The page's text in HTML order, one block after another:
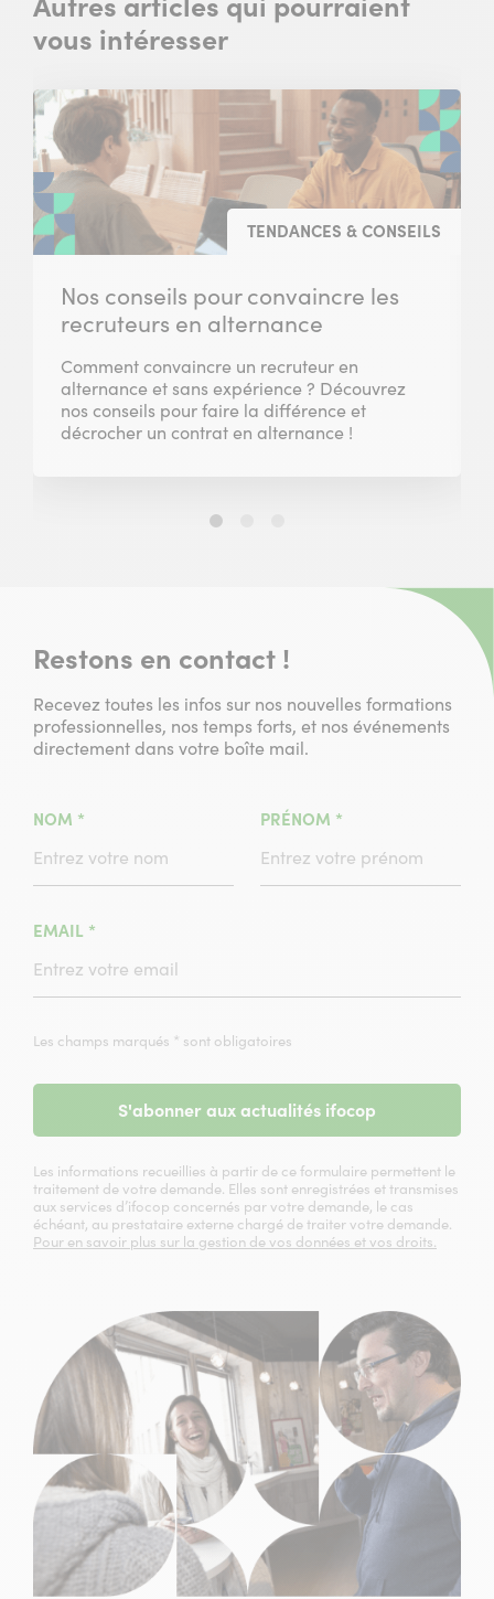
vous intéresser
TENDANCES & CONSEILS
Nos conseils pour convaincre les
recruteurs en alternance
Comment convaincre un recruteur en
alternance et sans expérience ? Découvrez
nos conseils pour faire la différence et
décrocher un contrat en alternance !
Slide
Restons en contact !
Recevez toutes les infos sur nos nouvelles formations
professionnelles, nos temps forts, et nos événements
directement dans votre boîte mail.
NOM * PRÉNOM *
EMAIL *
Les champs marqués * sont obligatoires
S'abonner aux actualités ifocop
Les informations recueillies à partir de ce formulaire permettent le
traitement de votre demande. Elles sont enregistrées et transmises
aux services d’ifocop concernés par votre demande, le cas
échéant, au prestataire externe chargé de traiter votre demande.
Pour en savoir plus sur la gestion de vos données et vos droits.